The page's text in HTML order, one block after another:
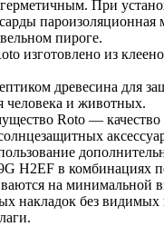
При
пироге.
изготовлено из
древесина для
человека и животных.
Roto — качество
H2EF в комбинациях
на минимальной
без видимых